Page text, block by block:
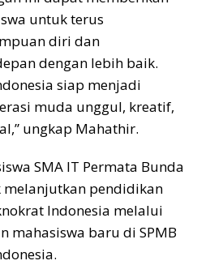
untuk terus
diri dan
dengan lebih baik.
siap menjadi
muda unggul, kreatif,
ungkap Mahathir.
SMA IT Permata Bunda
pendidikan
Indonesia melalui
mahasiswa baru di SPMB